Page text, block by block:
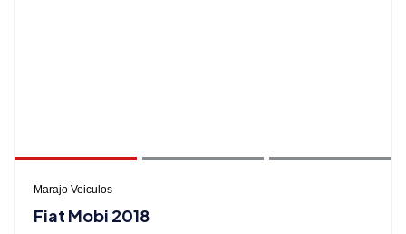
Marajo Veiculos
Fiat Mobi 2018